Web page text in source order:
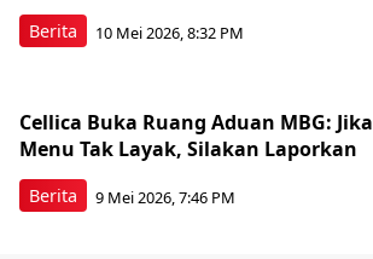
Berita 10 Mei 2026, 8:32 PM
Berita
Cellica Buka Ruang Aduan MBG: Jika
Menu Tak Layak, Silakan Laporkan
9 Mei 2026, 7:46 PM